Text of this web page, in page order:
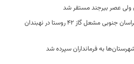
ولی عصر بیرجند مستقر شد
درادامه نهضت پایان گازرسانی خراسان جنوبی مشعل گاز ۴۲ روستا در نهبندان
به فرمانداران سپرده شد